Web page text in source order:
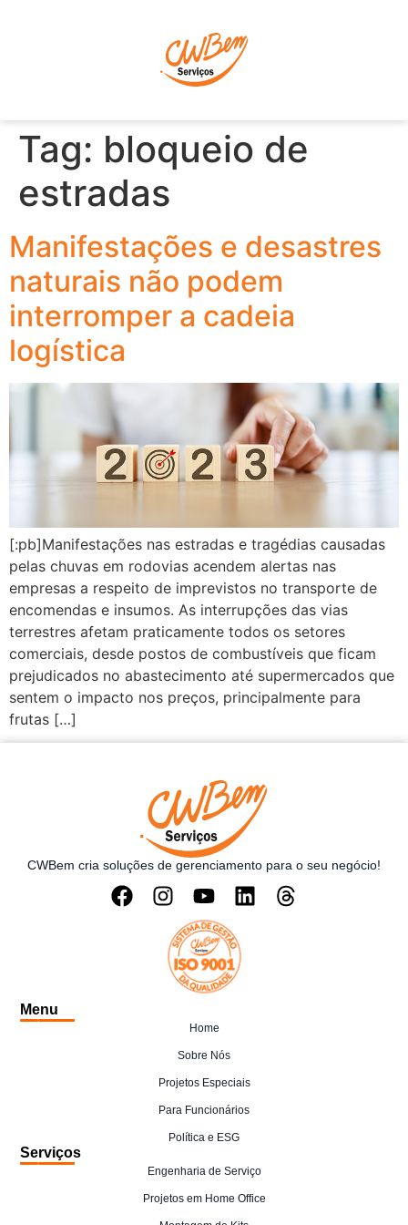
Tag: bloqueio de
estradas
Manifestações e desastres
naturais não podem
interromper a cadeia
logística
[:pb]Manifestações nas estradas e tragédias causadas
pelas chuvas em rodovias acendem alertas nas
empresas a respeito de imprevistos no transporte de
encomendas e insumos. As interrupções das vias
terrestres afetam praticamente todos os setores
comerciais, desde postos de combustíveis que ficam
prejudicados no abastecimento até supermercados que
sentem o impacto nos preços, principalmente para
frutas […]
CWBem cria soluções de gerenciamento para o seu negócio!
Menu
Home
Sobre Nós
Projetos Especiais
Para Funcionários
Política e ESG
Serviços
Engenharia de Serviço
Projetos em Home Office